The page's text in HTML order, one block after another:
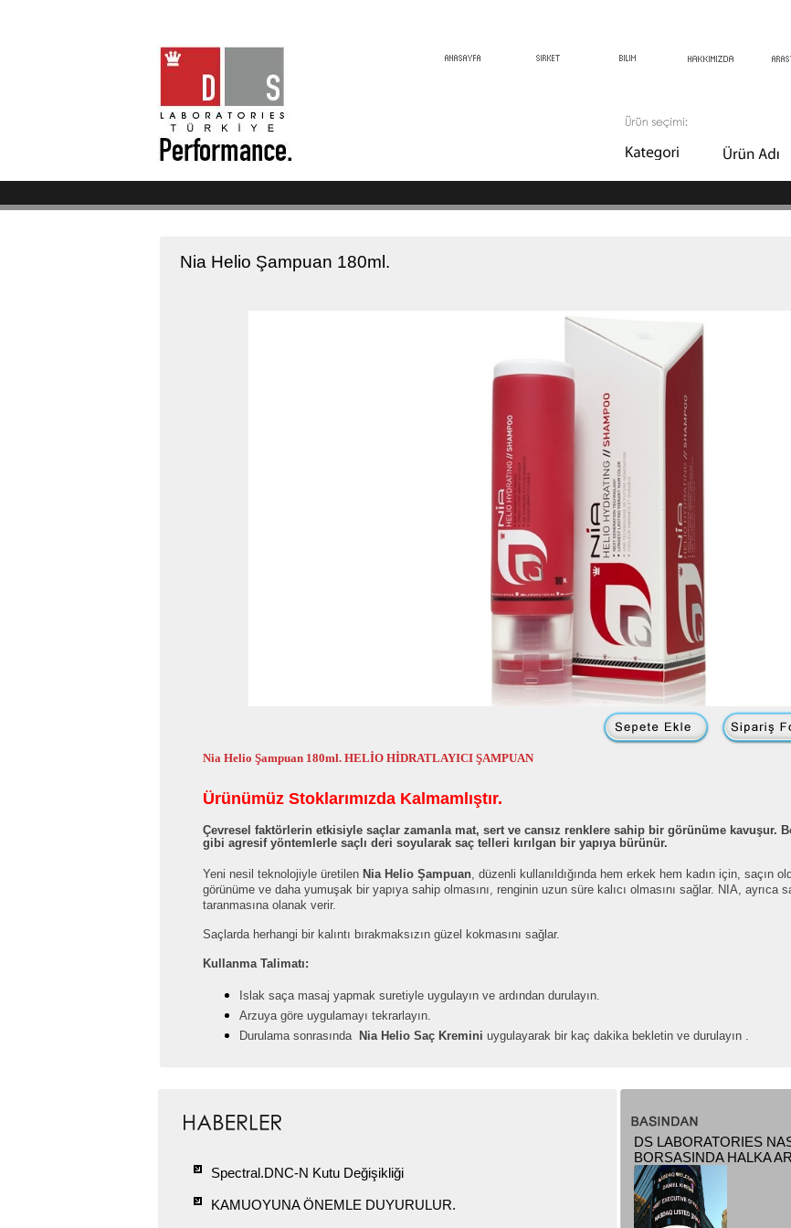
Nia Helio Şampuan 180ml.
Nia Helio Şampuan 180ml. HELİO HİDRATLAYICI ŞAMPUAN
Ürünümüz Stoklarımızda Kalmamlıştır.
Çevresel faktörlerin etkisiyle saçlar zamanla mat, sert ve cansız renklere sahip bir görünüme kavuşur.
gibi agresif yöntemlerle saçlı deri soyularak saç telleri kırılgan bir yapıya bürünür.
Yeni nesil teknolojiyle üretilen Nia Helio Şampuan , düzenli kullanıldığında hem erkek hem kadın için, saçın
görünüme ve daha yumuşak bir yapıya sahip olmasını, renginin uzun süre kalıcı olmasını sağlar. NIA, ayrıca
taranmasına olanak verir.
Saçlarda herhangi bir kalıntı bırakmaksızın güzel kokmasını sağlar.
Kullanma Talimatı:
Islak saça masaj yapmak suretiyle uygulayın ve ardından durulayın.
Arzuya göre uygulamayı tekrarlayın.
Durulama sonrasında Nia Helio Saç Kremini uygulayarak bir kaç dakika bekletin ve durulayın .
DS LABORATORIES
BORSASINDA HALKA
Spectral.DNC-N Kutu Değişikliği
KAMUOYUNA ÖNEMLE DUYURULUR.